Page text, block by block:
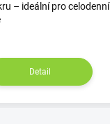
– ideální pro celodenní
Detail